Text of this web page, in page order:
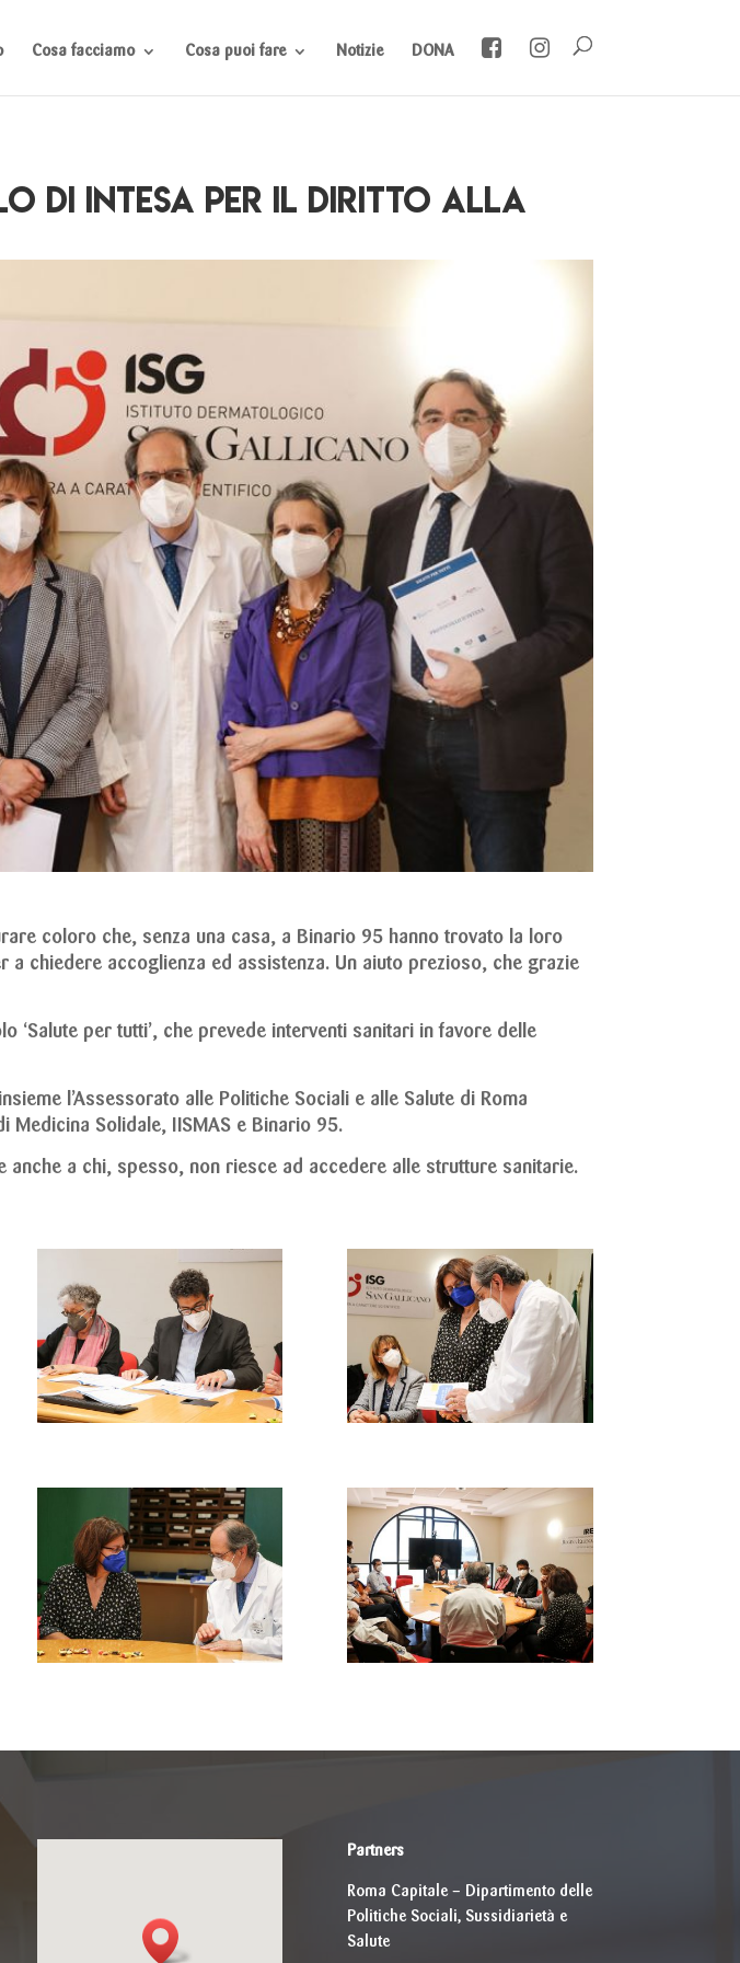
Cosa facciamo Cosa puoi fare Notizie DONA
di intesa per il diritto alla
coloro che, senza una casa, a Binario 95 hanno trovato la loro
chiedere accoglienza ed assistenza. Un aiuto prezioso, che grazie
per tutti’, che prevede interventi sanitari in favore delle
l’Assessorato alle Politiche Sociali e alle Salute di Roma
Medicina Solidale, IISMAS e Binario 95.
a chi, spesso, non riesce ad accedere alle strutture sanitarie.
Partners
Roma Capitale – Dipartimento delle
Politiche Sociali, Sussidiarietà e
Salute